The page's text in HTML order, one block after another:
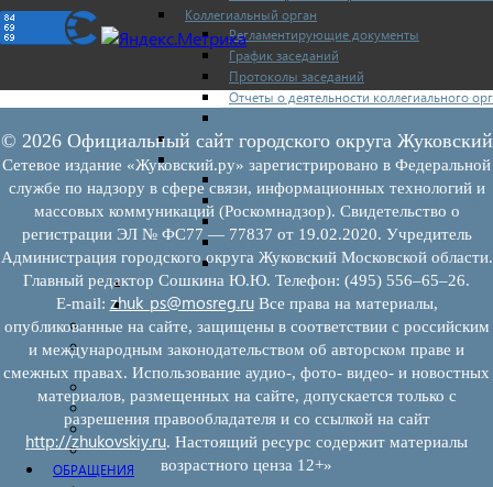
Коллегиальный орган
Регламентирующие документы
График заседаний
Протоколы заседаний
Отчеты о деятельности коллегиального
Материалы Корпорации МСП
Вопрос-ответ
Общие вопросы
Наполнение и актуализация перечней
Предоставление имущества
Выкуп имущества
Прочие
Информационная поддержка
Консультационная поддержка
Инфраструктура поддержки
Совет по развитию и поддержке малого и среднего
предпринимательства
Книга жалоб
Законодательство
Конкурсы
ОБРАЩЕНИЯ
© 2026 Официальный сайт городского округа Жуковский
Сетевое издание «Жуковский.ру» зарегистрировано в Федеральной
службе по надзору в сфере связи, информационных технологий и
массовых коммуникаций (Роскомнадзор). Свидетельство о
регистрации ЭЛ № ФС77 — 77837 от 19.02.2020. Учредитель
Администрация городского округа Жуковский Московской области.
Главный редактор Сошкина Ю.Ю. Телефон: (495) 556–65–26.
E‑mail: zhuk_ps@mosreg.ruВсе права на материалы,
опубликованные на сайте, защищены в соответствии с российским
и международным законодательством об авторском праве и
смежных правах. Использование аудио-, фото- видео- и новостных
материалов, размещенных на сайте, допускается только с
разрешения правообладателя и со ссылкой на сайт
http://zhukovskiy.ru. Настоящий ресурс содержит материалы
возрастного ценза 12+»